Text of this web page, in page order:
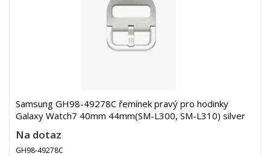
Samsung GH98-49278C řemínek pravý pro hodinky
Galaxy Watch7 40mm 44mm(SM-L300, SM-L310) silver
Na dotaz
GH98-49278C